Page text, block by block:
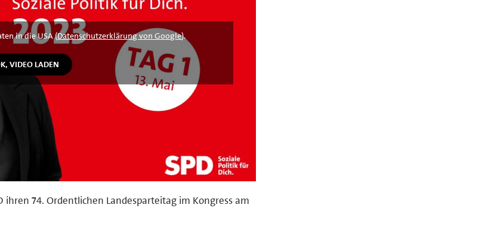
in die USA (Datenschutzerklärung von Google).
ihren 74. Ordentlichen Landesparteitag im Kongress am